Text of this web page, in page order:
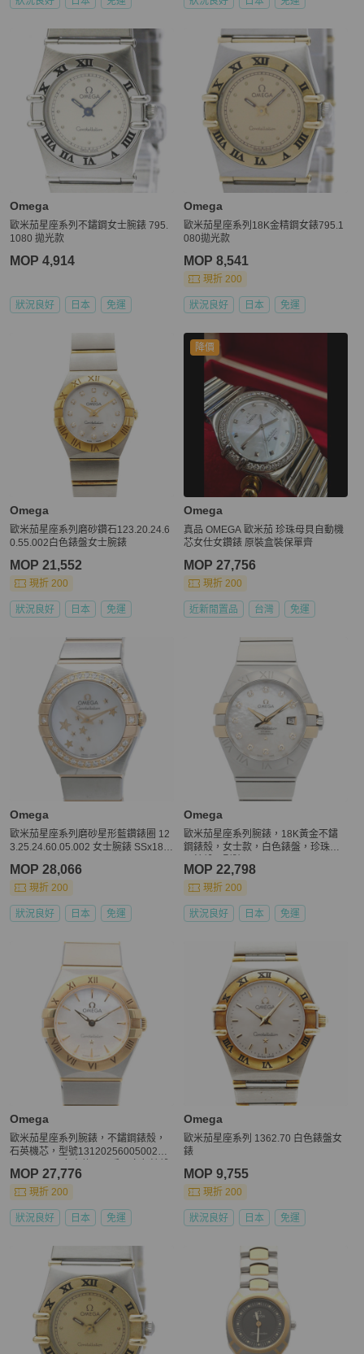
Omega
歐米茄星座系列不鏽鋼女士腕錶 795.
1080 拋光款
MOP 4,914
狀況良好 日本 免運
Omega
歐米茄星座系列18K金精鋼女錶795.1
080拋光款
MOP 8,541
現折 200
狀況良好 日本 免運
Omega
歐米茄星座系列磨砂鑽石123.20.24.6
0.55.002白色錶盤女士腕錶
MOP 21,552
現折 200
狀況良好 日本 免運
降價
Omega
真品 OMEGA 歐米茄 珍珠母貝自動機
芯女仕女鑽錶 原裝盒裝保單齊
MOP 27,756
現折 200
近新閒置品 台灣 免運
Omega
歐米茄星座系列磨砂星形藍鑽錶圈 12
3.25.24.60.05.002 女士腕錶 SSx18K
MOP 28,066
現折 200
狀況良好 日本 免運
Omega
歐米茄星座系列腕錶，18K黃金不鏽
鋼錶殼，女士款，白色錶盤，珍珠母
MOP 22,798
現折 200
狀況良好 日本 免運
Omega
歐米茄星座系列腕錶，不鏽鋼錶殼，
石英機芯，型號13120256005002，9
MOP 27,776
現折 200
狀況良好 日本 免運
Omega
歐米茄星座系列 1362.70 白色錶盤女
錶
MOP 9,755
現折 200
狀況良好 日本 免運